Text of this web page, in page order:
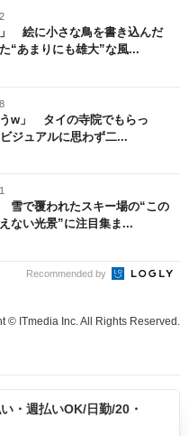
」 絵に小さな鳥を書き込んだ
あまりにも雄大”な風...
うw」 タイの寺院でもらっ
ジュアルに思わず二...
雪で覆われたスキー場の“この
ない光景”に注目集ま...
Recommended by
© ITmedia Inc. All Rights Reserved.
・週払いOK/日勤/20・